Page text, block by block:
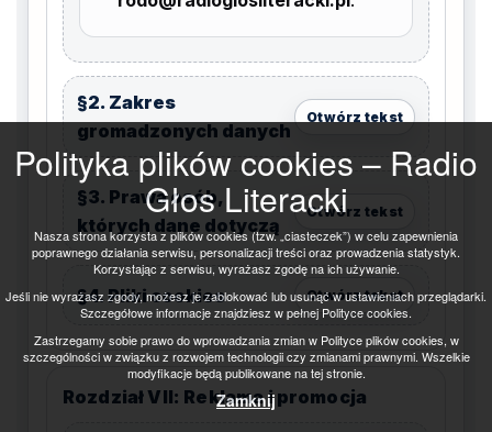
Polityka plików cookies – Radio
Głos Literacki
Nasza strona korzysta z plików cookies (tzw. „ciasteczek”) w celu zapewnienia
poprawnego działania serwisu, personalizacji treści oraz prowadzenia statystyk.
Korzystając z serwisu, wyrażasz zgodę na ich używanie.
Jeśli nie wyrażasz zgody, możesz je zablokować lub usunąć w ustawieniach przeglądarki.
Szczegółowe informacje znajdziesz w pełnej Polityce cookies.
Zastrzegamy sobie prawo do wprowadzania zmian w Polityce plików cookies, w
szczególności w związku z rozwojem technologii czy zmianami prawnymi. Wszelkie
modyfikacje będą publikowane na tej stronie.
Zamknij